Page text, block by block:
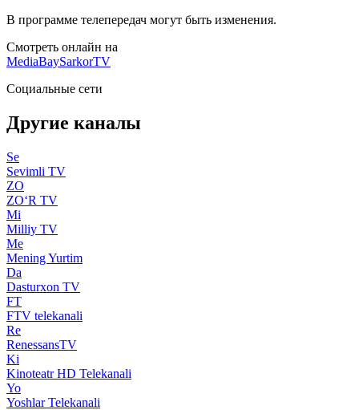
В программе телепередач могут быть изменения.
Смотреть онлайн на
MediaBaySarkorTV
Социальные сети
Другие каналы
Se
Sevimli TV
ZO
ZO‘R TV
Mi
Milliy TV
Me
Mening Yurtim
Da
Dasturxon TV
FT
FTV telekanali
Re
RenessansTV
Ki
Kinoteatr HD Telekanali
Yo
Yoshlar Telekanali